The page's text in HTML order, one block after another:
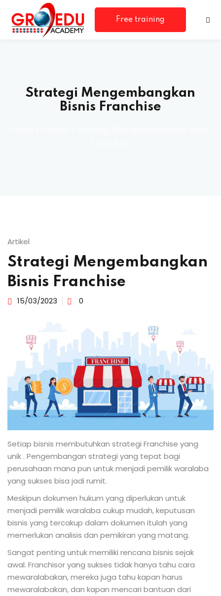
Free training
Strategi Mengembangkan
Bisnis Franchise
Artikel
Strategi Mengembangkan
Bisnis Franchise
15/03/2023 0
Setiap bisnis membutuhkan strategi Franchise yang
unik . Pengembangan strategi yang tepat bagi
perusahaan mana pun untuk menjadi pemilik waralaba
yang sukses bisa jadi rumit.
Meskipun dokumen hukum yang diperlukan untuk
menjadi pemilik waralaba cukup mudah, keputusan
bisnis yang tercakup dalam dokumen itulah yang
memerlukan analisis dan pemikiran yang matang.
Sangat penting untuk memiliki rencana bisnis sejak
awal. Franchisor yang sukses tidak hanya tahu cara
mewaralabakan, mereka juga tahu kapan harus
mewaralabakan, dan kapan mencari bantuan dari